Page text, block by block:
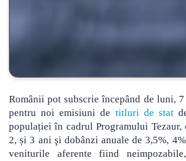
Românii pot subscrie începând de luni,
pentru noi emisiuni de titluri de stat
populației în cadrul Programului Tezaur,
2, și 3 ani şi dobânzi anuale de 3,5%,
veniturile aferente fiind